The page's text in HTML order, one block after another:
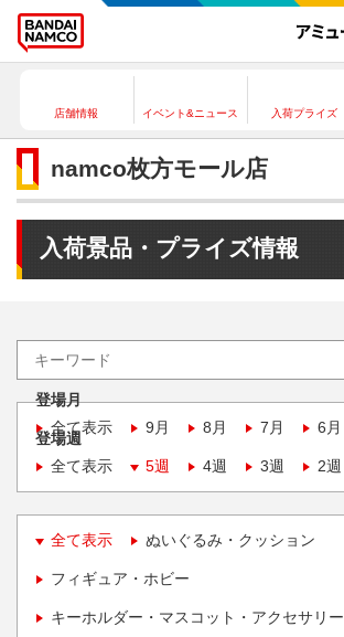
店舗情報 イベント&ニュース 入荷プライズ
namco枚方モール店
入荷景品・プライズ情報
登場月
全て表示
9月 8月 7月 6月
登場週
全て表示
5週 4週 3週 2週
全て表示 ぬいぐるみ・クッション
フィギュア・ホビー
キーホルダー・マスコット・アクセサリー